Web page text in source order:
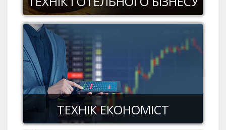
ТЕХНІК ЕКОНОМІСТ